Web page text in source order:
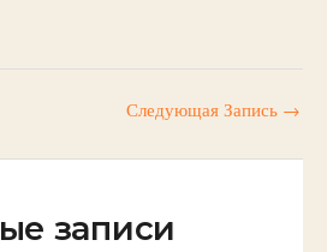
Следующая Запись →
записи